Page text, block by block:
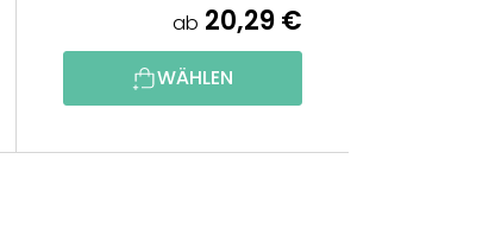
ab 20,29 €
WÄHLEN